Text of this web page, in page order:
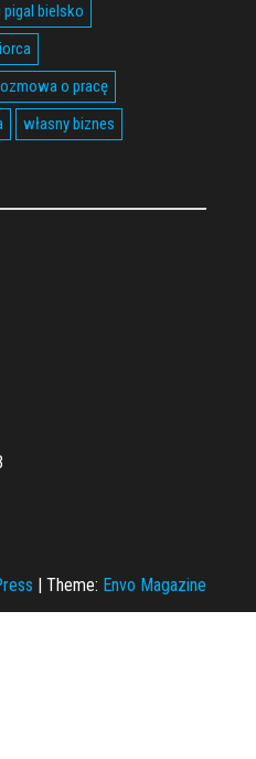
pigal bielsko
o pracę
własny biznes
| Theme: Envo Magazine